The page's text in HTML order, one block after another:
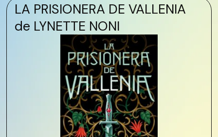
LA PRISIONERA DE VALLENIA
de LYNETTE NONI